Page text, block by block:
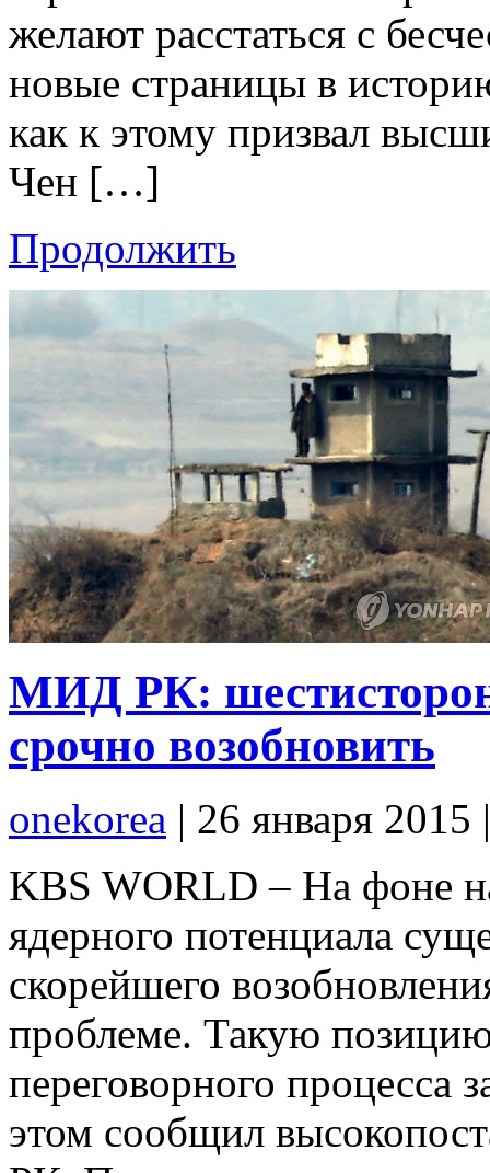
желают расстаться с
новые страницы в
как к этому призвал
Чен […]
Продолжить
МИД РК:
срочно возобновить
onekorea | 26 января 2015
KBS WORLD – На фоне
ядерного потенциала
скорейшего
проблеме. Такую
переговорного
этом сообщил